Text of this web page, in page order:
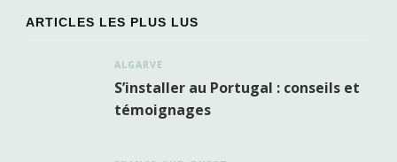
ARTICLES LES PLUS LUS
ALGARVE
S’installer au Portugal : conseils et
témoignages